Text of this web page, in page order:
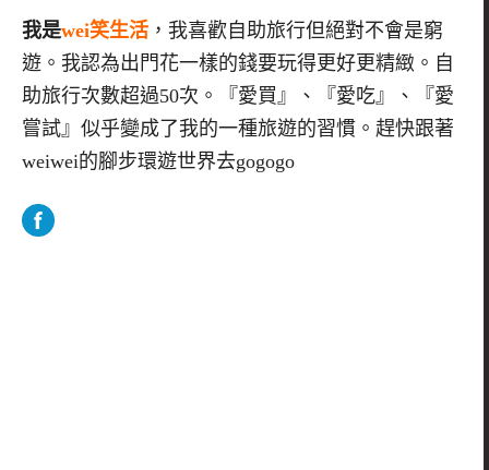
我是wei笑生活 ，我喜歡自助旅行但絕對不會是窮
遊。我認為出門花一樣的錢要玩得更好更精緻。自
助旅行次數超過50次。『愛買』、『愛吃』、『愛
嘗試』似乎變成了我的一種旅遊的習慣。趕快跟著
weiwei的腳步環遊世界去gogogo